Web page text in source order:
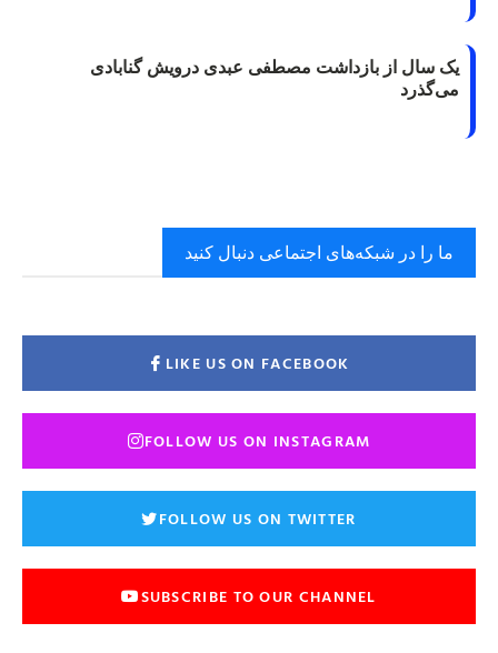
یک سال از بازداشت مصطفی عبدی درویش گنابادی
می‌گذرد
ما را در شبکه‌های اجتماعی دنبال کنید
LIKE US ON FACEBOOK
FOLLOW US ON INSTAGRAM
FOLLOW US ON TWITTER
SUBSCRIBE TO OUR CHANNEL